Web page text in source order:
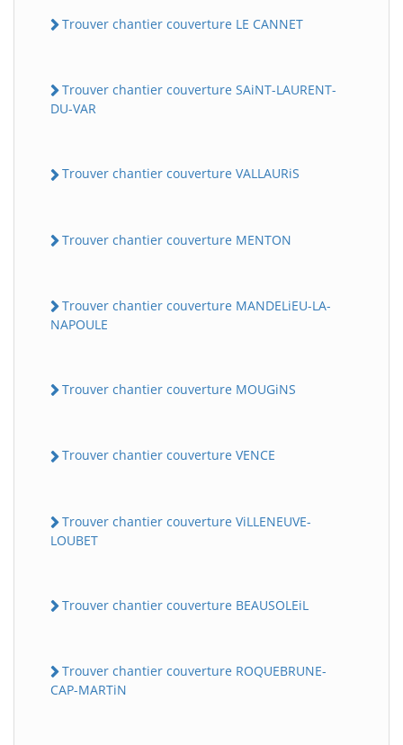
Trouver chantier couverture LE CANNET
Trouver chantier couverture SAiNT-LAURENT-
DU-VAR
Trouver chantier couverture VALLAURiS
Trouver chantier couverture MENTON
Trouver chantier couverture MANDELiEU-LA-
NAPOULE
Trouver chantier couverture MOUGiNS
Trouver chantier couverture VENCE
Trouver chantier couverture ViLLENEUVE-
LOUBET
Trouver chantier couverture BEAUSOLEiL
Trouver chantier couverture ROQUEBRUNE-
CAP-MARTiN